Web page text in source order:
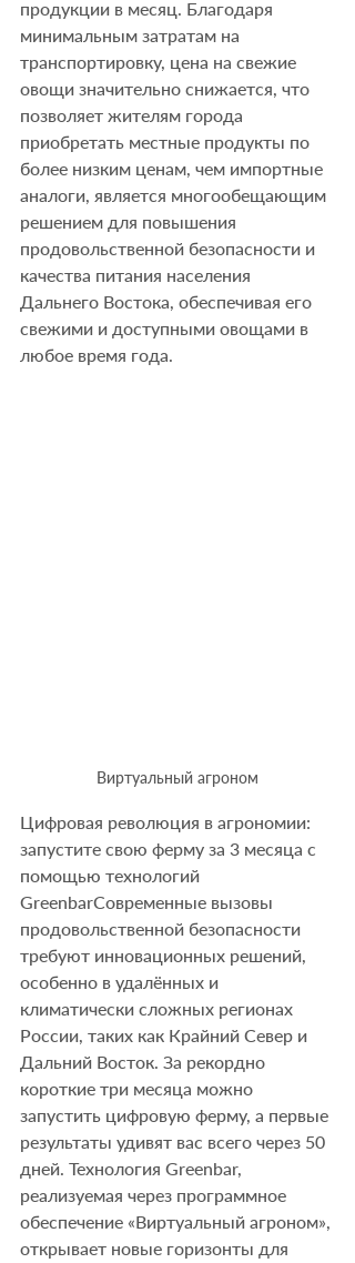
продукции в месяц. Благодаря
минимальным затратам на
транспортировку, цена на свежие
овощи значительно снижается, что
позволяет жителям города
приобретать местные продукты по
более низким ценам, чем импортные
аналоги, является многообещающим
решением для повышения
продовольственной безопасности и
качества питания населения
Дальнего Востока, обеспечивая его
свежими и доступными овощами в
любое время года.
Виртуальный агроном
Цифровая революция в агрономии:
запустите свою ферму за 3 месяца с
помощью технологий
GreenbarСовременные вызовы
продовольственной безопасности
требуют инновационных решений,
особенно в удалённых и
климатически сложных регионах
России, таких как Крайний Север и
Дальний Восток. За рекордно
короткие три месяца можно
запустить цифровую ферму, а первые
результаты удивят вас всего через 50
дней. Технология Greenbar,
реализуемая через программное
обеспечение «Виртуальный агроном»,
открывает новые горизонты для